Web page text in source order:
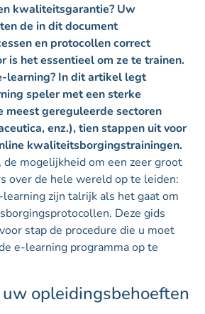
kwaliteitsgarantie? Uw
de in dit document
en protocollen correct
is het essentieel om ze te trainen.
learning? In dit artikel legt
speler met een sterke
meest gereguleerde sectoren
enz.), tien stappen uit voor
kwaliteitsborgingstrainingen.
mogelijkheid om een zeer groot
over de hele wereld op te leiden:
zijn talrijk als het gaat om
Deze gids
stap de procedure die u moet
e-learning programma op te
opleidingsbehoeften